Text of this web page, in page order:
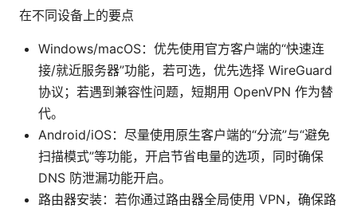
在不同设备上的要点
Windows/macOS：优先使用官方客户端的“快速连
接/就近服务器”功能，若可选，优先选择 WireGuard
协议；若遇到兼容性问题，短期用 OpenVPN 作为替
代。
Android/iOS：尽量使用原生客户端的“分流”与“避免
扫描模式”等功能，开启节省电量的选项，同时确保
DNS 防泄漏功能开启。
路由器安装：若你通过路由器全局使用 VPN，确保路